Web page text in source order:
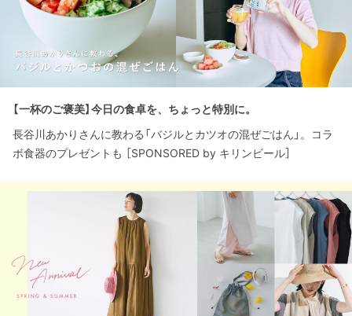
【一杯のご褒美】今日の食卓を、ちょっと特別に。
長谷川あかりさんに教わる「バジルとカツオの混ぜごはん」。コラ
ボ食器のプレゼントも ［SPONSORED by キリンビール］